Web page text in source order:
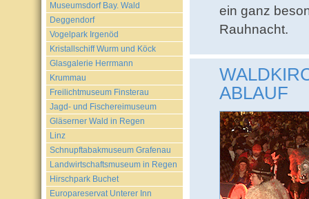
Museumsdorf Bay. Wald
Deggendorf
Vogelpark Irgenöd
Kristallschiff Wurm und Köck
Glasgalerie Herrmann
Krummau
Freilichtmuseum Finsterau
Jagd- und Fischereimuseum
Gläserner Wald in Regen
Linz
Schnupftabakmuseum Grafenau
Landwirtschaftsmuseum in Regen
Hirschpark Buchet
Europareservat Unterer Inn
ein ganz
Rauhnacht.
ABLAUF